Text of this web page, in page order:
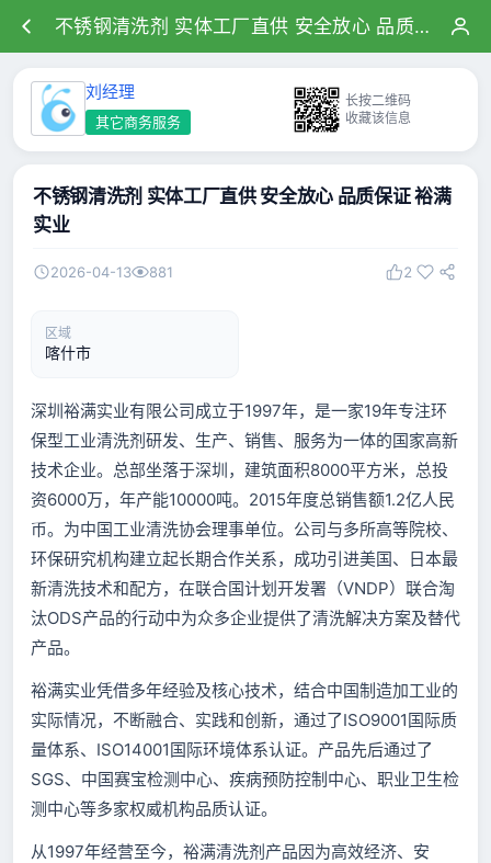
不锈钢清洗剂 实体工厂直供 安全放心 品质保证 裕满实业
刘经理
其它商务服务
长按二维码
收藏该信息
不锈钢清洗剂 实体工厂直供 安全放心 品质保证 裕满
实业
2026-04-13 881 2
区域
喀什市
深圳裕满实业有限公司成立于1997年，是一家19年专注环
保型工业清洗剂研发、生产、销售、服务为一体的国家高新
技术企业。总部坐落于深圳，建筑面积8000平方米，总投
资6000万，年产能10000吨。2015年度总销售额1.2亿人民
币。为中国工业清洗协会理事单位。公司与多所高等院校、
环保研究机构建立起长期合作关系，成功引进美国、日本最
新清洗技术和配方，在联合国计划开发署（VNDP）联合淘
汰ODS产品的行动中为众多企业提供了清洗解决方案及替代
产品。
裕满实业凭借多年经验及核心技术，结合中国制造加工业的
实际情况，不断融合、实践和创新，通过了ISO9001国际质
量体系、ISO14001国际环境体系认证。产品先后通过了
SGS、中国赛宝检测中心、疾病预防控制中心、职业卫生检
测中心等多家权威机构品质认证。
从1997年经营至今，裕满清洗剂产品因为高效经济、安